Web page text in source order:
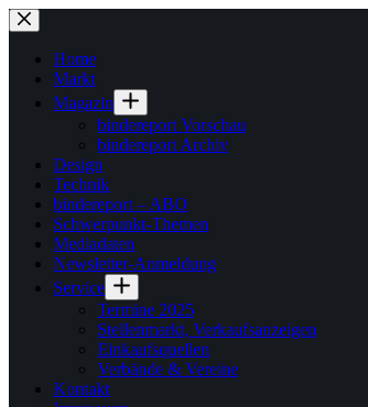
Zum
Inhalt
springenHome
Markt
Magazin
bindereport Vorschau
bindereport Archiv
Design
Technik
bindereport – ABO
Schwerpunkt-Themen
Mediadaten
Newsletter-Anmeldung
Service
Termine 2025
Stellenmarkt, Verkaufsanzeigen
Einkaufsquellen
Verbände & Vereine
Kontakt